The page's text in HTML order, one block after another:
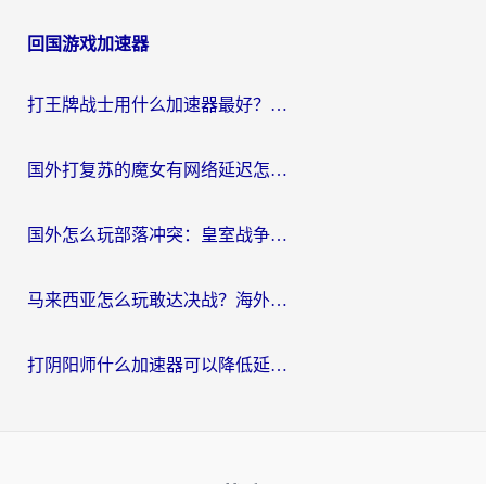
回国游戏加速器
打王牌战士用什么加速器最好？海外玩家的终极选择指南
国外打复苏的魔女有网络延迟怎么办？2026海外玩家国服游戏加速全攻略
国外怎么玩部落冲突：皇室战争不卡？海外玩家畅玩国服游戏终极指南
马来西亚怎么玩敢达决战？海外党国服游戏加速避坑指南（附实测推荐）
打阴阳师什么加速器可以降低延迟？海外玩家的真实困境与破局